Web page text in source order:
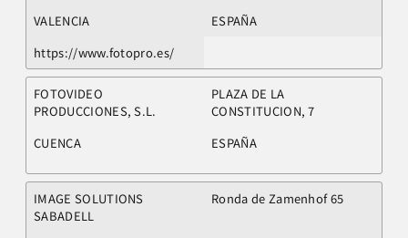
VALENCIA
ESPAÑA
https://www.fotopro.es/
FOTOVIDEO
PRODUCCIONES, S.L.
PLAZA DE LA
CONSTITUCION, 7
CUENCA
ESPAÑA
IMAGE SOLUTIONS
SABADELL
Ronda de Zamenhof 65